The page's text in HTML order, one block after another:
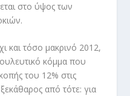
στο ύψος των
και τόσο μακρινό 2012,
κόμμα που
του 12% στις
από τότε: για